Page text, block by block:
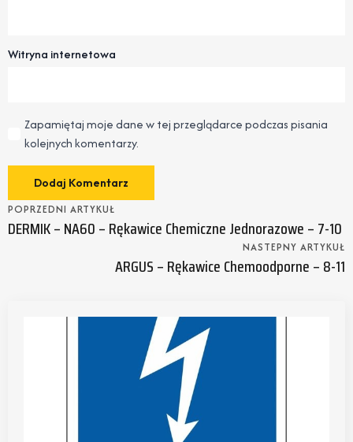
Witryna internetowa
Zapamiętaj moje dane w tej przeglądarce podczas pisania
kolejnych komentarzy.
POPRZEDNI ARTYKUŁ
DERMIK – NA60 – Rękawice Chemiczne Jednorazowe – 7-10
NASTEPNY ARTYKUŁ
ARGUS – Rękawice Chemoodporne – 8-11